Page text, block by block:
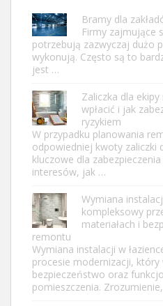
Bramy dla
Firmy zajmujące
potrzebują zazwyczaj dużo
wykonują. Często są to
jest …
Zaliczka dla
wpłacić i jak
ryzykiem
W przypadku planowania
odpowiedniej kwoty zaliczki
kluczowe dla
interesów, jak …
Wymiana
kompleksowy
materiałach i
remontu
Wymiana instalacji w
procesie modernizacji,
bezpieczeństwo oraz
pomieszczenia.